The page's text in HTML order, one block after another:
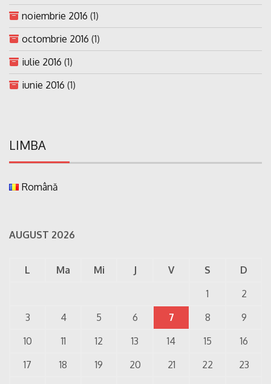
noiembrie 2016 (1)
octombrie 2016 (1)
iulie 2016 (1)
iunie 2016 (1)
LIMBA
Română
AUGUST 2026
L Ma Mi J V S
D
1
2
3
4 5 6 7 8
9
10
11 12 13 14 15
16
17
18 19 20 21 22
23